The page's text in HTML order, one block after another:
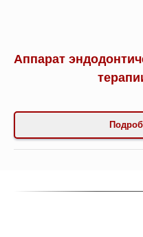
Аппарат